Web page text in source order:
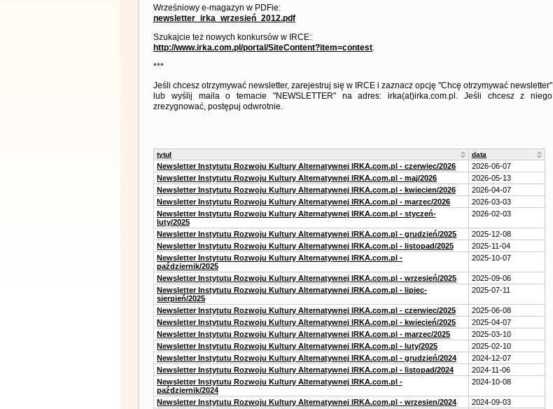
Wrześniowy e-magazyn w PDFie:
newsletter_irka_wrzesień_2012.pdf
Szukajcie też nowych konkursów w IRCE:
http://www.irka.com.pl/portal/SiteContent?item=contest.
***
Jeśli chcesz otrzymywać newsletter, zarejestruj się w IRCE i zaznacz opcję "Chcę otrzymywać newsletter"
lub wyślij maila o temacie "NEWSLETTER" na adres: irka(at)irka.com.pl. Jeśli chcesz z niego
zrezygnować, postępuj odwrotnie.
tytuł data
Newsletter Instytutu Rozwoju Kultury Alternatywnej IRKA.com.pl - czerwiec/2026
2026-06-07
Newsletter Instytutu Rozwoju Kultury Alternatywnej IRKA.com.pl - maj/2026
2026-05-13
Newsletter Instytutu Rozwoju Kultury Alternatywnej IRKA.com.pl - kwiecien/2026
2026-04-07
Newsletter Instytutu Rozwoju Kultury Alternatywnej IRKA.com.pl - marzec/2026
2026-03-03
Newsletter Instytutu Rozwoju Kultury Alternatywnej IRKA.com.pl - styczeń-
luty/2025
2026-02-03
Newsletter Instytutu Rozwoju Kultury Alternatywnej IRKA.com.pl - grudzień/2025
2025-12-08
Newsletter Instytutu Rozwoju Kultury Alternatywnej IRKA.com.pl - listopad/2025
2025-11-04
Newsletter Instytutu Rozwoju Kultury Alternatywnej IRKA.com.pl -
październik/2025
2025-10-07
Newsletter Instytutu Rozwoju Kultury Alternatywnej IRKA.com.pl - wrzesień/2025
2025-09-06
Newsletter Instytutu Rozwoju Kultury Alternatywnej IRKA.com.pl - lipiec-
sierpień/2025
2025-07-11
Newsletter Instytutu Rozwoju Kultury Alternatywnej IRKA.com.pl - czerwiec/2025
2025-06-08
Newsletter Instytutu Rozwoju Kultury Alternatywnej IRKA.com.pl - kwiecień/2025
2025-04-07
Newsletter Instytutu Rozwoju Kultury Alternatywnej IRKA.com.pl - marzec/2025
2025-03-10
Newsletter Instytutu Rozwoju Kultury Alternatywnej IRKA.com.pl - luty/2025
2025-02-10
Newsletter Instytutu Rozwoju Kultury Alternatywnej IRKA.com.pl - grudzień/2024
2024-12-07
Newsletter Instytutu Rozwoju Kultury Alternatywnej IRKA.com.pl - listopad/2024
2024-11-06
Newsletter Instytutu Rozwoju Kultury Alternatywnej IRKA.com.pl -
październik/2024
2024-10-08
Newsletter Instytutu Rozwoju Kultury Alternatywnej IRKA.com.pl - wrzesien/2024
2024-09-03